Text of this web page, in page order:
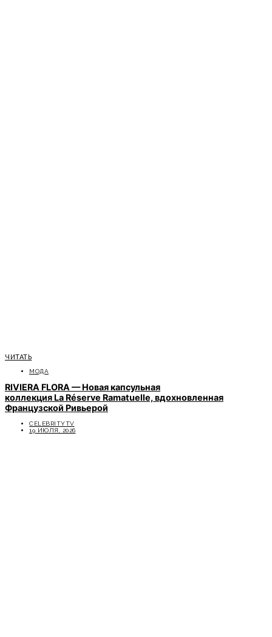
ЧИТАТЬ
МОДА
RIVIERA FLORA — Новая капсульная
коллекция La Réserve Ramatuelle, вдохновленная
Французской Ривьерой
CELEBRITYTV
19 ИЮЛЯ, 2026